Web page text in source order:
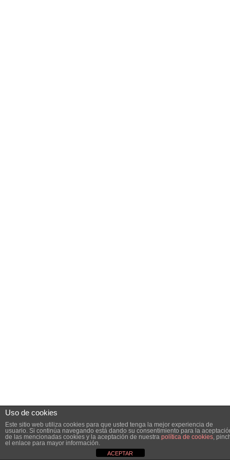
Uso de cookies
Este sitio web utiliza cookies para que usted tenga la mejor experiencia de
usuario. Si continúa navegando está dando su consentimiento para la
de las mencionadas cookies y la aceptación de nuestra política de cookies,
el enlace para mayor información.
ACEPTAR